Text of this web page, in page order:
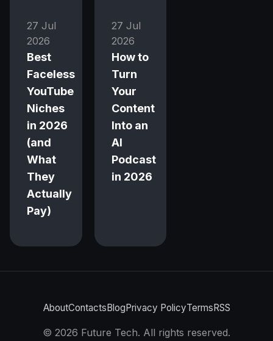
27 Jul
2026
Best
Faceless
YouTube
Niches
in 2026
(and
What
They
Actually
Pay)
27 Jul
2026
How to
Turn
Your
Content
Into an
AI
Podcast
in 2026
AboutContactsBlogPrivacy PolicyTermsRSS
© 2026 Future Tech. All rights reserved.